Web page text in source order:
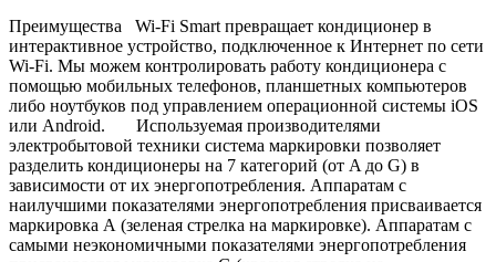
Преимущества Wi-Fi Smart превращает кондиционер в
интерактивное устройство, подключенное к Интернет по сети
Wi-Fi. Мы можем контролировать работу кондиционера с
помощью мобильных телефонов, планшетных компьютеров
либо ноутбуков под управлением операционной системы iOS
или Android. Используемая производителями
электробытовой техники система маркировки позволяет
разделить кондиционеры на 7 категорий (от A до G) в
зависимости от их энергопотребления. Аппаратам с
наилучшими показателями энергопотребления присваивается
маркировка А (зеленая стрелка на маркировке). Аппаратам с
самыми неэкономичными показателями энергопотребления